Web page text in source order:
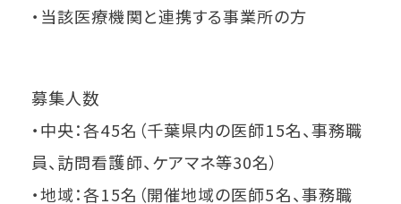
・当該医療機関と連携する事業所の方
募集人数
・中央：各45名（千葉県内の医師15名、事務職
員、訪問看護師、ケアマネ等30名）
・地域：各15名（開催地域の医師5名、事務職